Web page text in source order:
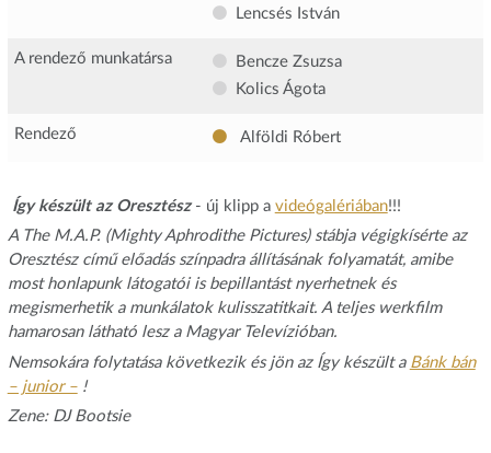
Lencsés István
A rendező munkatársa
Bencze Zsuzsa
Kolics Ágota
Rendező Alföldi Róbert
Így készült az Oresztész- új klipp a videógalériában!!!
A The M.A.P. (Mighty Aphrodithe Pictures) stábja végigkísérte az
Oresztész című előadás színpadra állításának folyamatát, amibe
most honlapunk látogatói is bepillantást nyerhetnek és
megismerhetik a munkálatok kulisszatitkait. A teljes werkfilm
hamarosan látható lesz a Magyar Televízióban.
Nemsokára folytatása következik és jön az Így készült a Bánk bán
– junior –!
Zene: DJ Bootsie